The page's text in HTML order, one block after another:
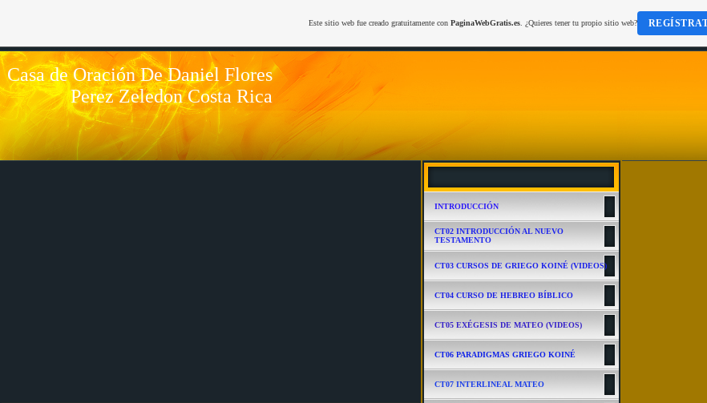
Casa de Oración De Daniel Flores
Perez Zeledon Costa Rica
INTRODUCCIÓN
CT02 INTRODUCCIÓN AL NUEVO
TESTAMENTO
CT03 CURSOS DE GRIEGO KOINÉ (VIDEOS)
CT04 CURSO DE HEBREO BÍBLICO
CT05 EXÉGESIS DE MATEO (VIDEOS)
CT06 PARADIGMAS GRIEGO KOINÉ
CT07 INTERLINEAL MATEO
Este sitio web fue creado gratuitamente con PaginaWebGratis.es. ¿Quieres tener tu propio sitio web?